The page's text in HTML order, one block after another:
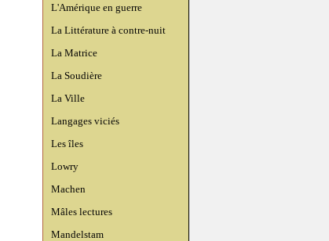
L'Amérique en guerre
La Littérature à contre-nuit
La Matrice
La Soudière
La Ville
Langages viciés
Les îles
Lowry
Machen
Mâles lectures
Mandelstam